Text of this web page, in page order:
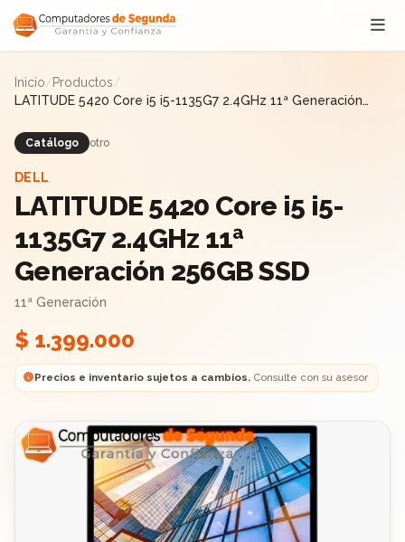
Saltar al contenido
Inicio/Productos/
LATITUDE 5420 Core i5 i5-1135G7 2.4GHz 11ª Generación
Catálogo otro
DELL
LATITUDE 5420 Core i5 i5-
1135G7 2.4GHz 11ª
Generación 256GB SSD
11ª Generación
$ 1.399.000
Precios e inventario sujetos a cambios.Consulte con su asesor